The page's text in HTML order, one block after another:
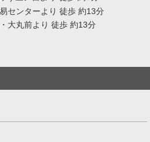
センターより 徒歩 約13分
大丸前より 徒歩 約13分